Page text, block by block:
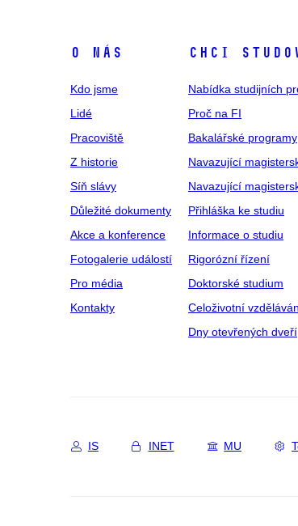
O NÁS
Kdo jsme
Lidé
Pracoviště
Z historie
Síň slávy
Důležité dokumenty
Akce a konference
Fotogalerie událostí
Pro média
Kontakty
CHCI
Nabídka studijních
Proč na FI
Bakalářské programy
Navazující
Navazující
Přihláška ke studiu
Informace o studiu
Rigorózní řízení
Doktorské studium
Celoživotní
Dny otevřených dveří
IS INET MU